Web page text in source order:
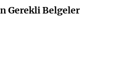
Gerekli Belgeler